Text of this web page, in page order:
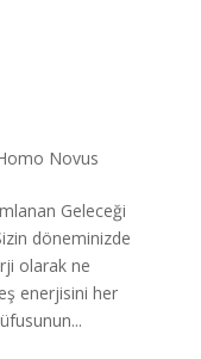
Novus
Geleceği
döneminizde
olarak ne
enerjisini her